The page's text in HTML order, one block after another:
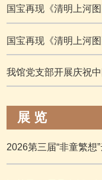
国宝再现《清明上河
国宝再现《清明上河
我馆党支部开展庆祝
展 览
2026第三届“非童繁想